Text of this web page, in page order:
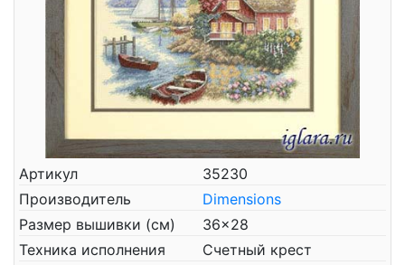
Артикул
35230
Производитель
Dimensions
Размер вышивки (см)
36x28
Техника исполнения
Счетный крест